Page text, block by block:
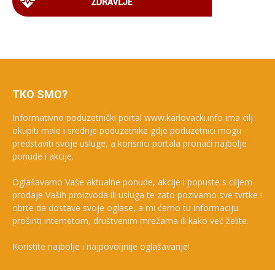
TKO SMO?
Informativno poduzetnički portal www.karlovacki.info ima cilj
okupiti male i srednje poduzetnike gdje poduzetnici mogu
predstaviti svoje usluge, a korisnici portala pronaći najbolje
ponude i akcije.
Oglašavamo Vaše aktualne ponude, akcije i popuste s ciljem
prodaje Vaših proizvoda ili usluga te zato pozivamo sve tvrtke i
obrte da dostave svoje oglase, a mi ćemo tu informaciju
proširiti internetom, društvenim mrežama ili kako već želite.
Koristite najbolje i najpovoljnije oglašavanje!